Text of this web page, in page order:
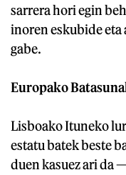
sarrera hori egin
inoren eskubide
gabe.
Europako
Lisboako Ituneko
estatu batek beste
duen kasuez ari da